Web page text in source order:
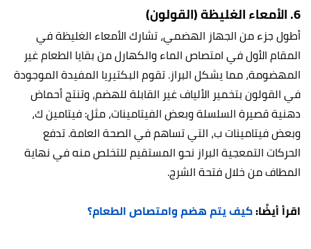
6. الأمعاء الغليظة (القولون)
أطول جزء من الجهاز الهضمي، تشارك الأمعاء الغليظة في
المقام الأول في امتصاص الماء والكهارل من بقايا الطعام غير
المهضومة، مما يشكل البراز. تقوم البكتيريا المفيدة الموجودة
في القولون بتخمير الألياف غير القابلة للهضم، وتنتج أحماض
دهنية قصيرة السلسلة وبعض الفيتامينات، مثل: فيتامين ك،
وبعض فيتامينات ب، التي تساهم في الصحة العامة. تدفع
الحركات التمعجية البراز نحو المستقيم للتخلص منه في نهاية
المطاف من خلال فتحة الشرج.
اقرأ أيضًا:كيف يتم هضم وامتصاص الطعام؟